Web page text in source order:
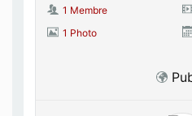
1 Membre
1 Photo